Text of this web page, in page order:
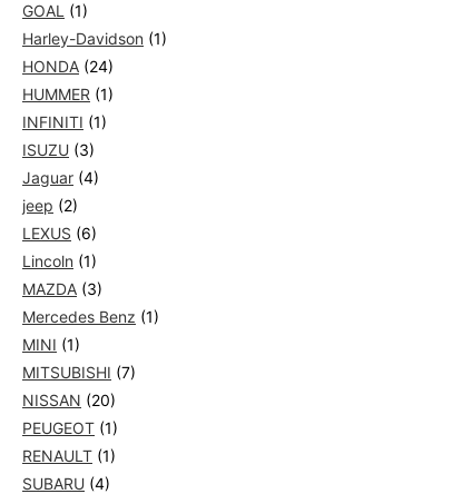
GOAL (1)
Harley-Davidson (1)
HONDA (24)
HUMMER (1)
INFINITI (1)
ISUZU (3)
Jaguar (4)
jeep (2)
LEXUS (6)
Lincoln (1)
MAZDA (3)
Mercedes Benz (1)
MINI (1)
MITSUBISHI (7)
NISSAN (20)
PEUGEOT (1)
RENAULT (1)
SUBARU (4)